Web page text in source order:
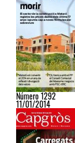
Número 1292
11/01/2014